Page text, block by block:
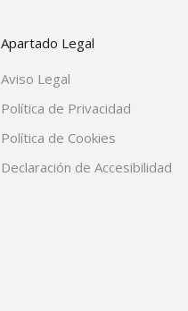
Apartado Legal
Aviso Legal
Política de Privacidad
Política de Cookies
Declaración de Accesibilidad